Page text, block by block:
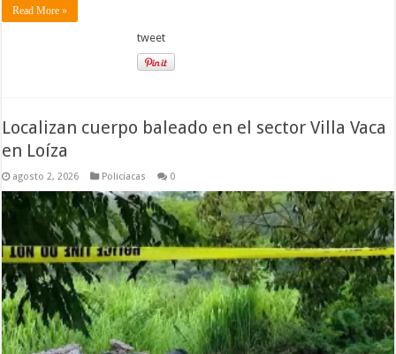
Read More »
tweet
Localizan cuerpo baleado en el sector Villa Vaca
en Loíza
agosto 2, 2026 Policiacas 0